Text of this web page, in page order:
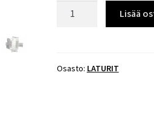
VALEO
Lisää
Osasto: LATURIT